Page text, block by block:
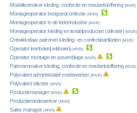
Modellenmaker kleding, confectie en meubelstoffering (M/V/X)
Montageoperator breigoedconfectie (M/V/X)
Montageoperator in de lederindustrie (M/V/X)
Montageoperator kleding en textielproducten (stikster) (M/V/X)
Ontwikkelaar patronen kleding- en confectieartikelen (M/V/X)
Operator leerlooierij witlooierij (M/V/X)
Operator montage en assemblage (M/V/X)
Patronenmaker kleding, confectie en meubelstoffering (M/V/X)
Polyvalent administratief medewerker (M/V/X)
Polyvalent stikster (M/V/X)
Productiemanager (M/V/X)
Productiemedewerker (M/V/X)
Sales manager (M/V/X)